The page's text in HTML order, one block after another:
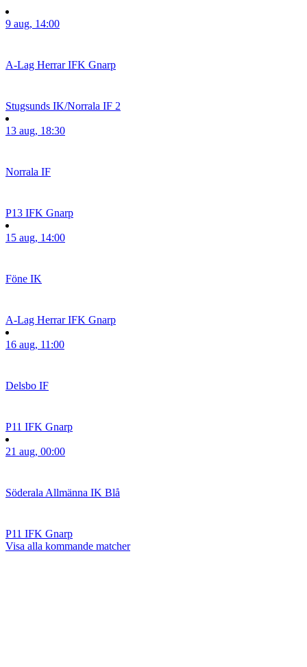
9 aug, 14:00
A-Lag Herrar IFK Gnarp
Stugsunds IK/Norrala IF 2
13 aug, 18:30
Norrala IF
P13 IFK Gnarp
15 aug, 14:00
Föne IK
A-Lag Herrar IFK Gnarp
16 aug, 11:00
Delsbo IF
P11 IFK Gnarp
21 aug, 00:00
Söderala Allmänna IK Blå
P11 IFK Gnarp
Visa alla kommande matcher